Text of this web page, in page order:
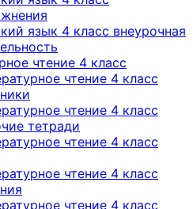
язык 4 класс внеурочная
чтение 4 класс
чтение 4 класс
чтение 4 класс
тетради
чтение 4 класс
чтение 4 класс
чтение 4 класс